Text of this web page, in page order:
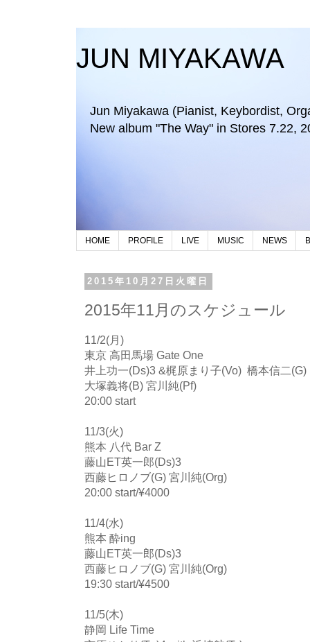
JUN MIYAKAWA
Jun Miyakawa (Pianist, Keybordist,
New album "The Way" in Stores 7.22,
HOME PROFILE LIVE MUSIC NEWS
2015年10月27日火曜日
2015年11月のスケジュール
11/2(月)
東京 高田馬場 Gate One
井上功一(Ds)3 &梶原まり子(Vo) 橋本信二(G)
大塚義将(B) 宮川純(Pf)
20:00 start
11/3(火)
熊本 八代 Bar Z
藤山ET英一郎(Ds)3
西藤ヒロノブ(G) 宮川純(Org)
20:00 start/¥4000
11/4(水)
熊本 酔ing
藤山ET英一郎(Ds)3
西藤ヒロノブ(G) 宮川純(Org)
19:30 start/¥4500
11/5(木)
静岡 Life Time